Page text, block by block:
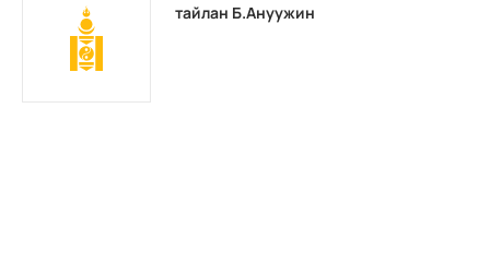
тайлан Б.Ануужин